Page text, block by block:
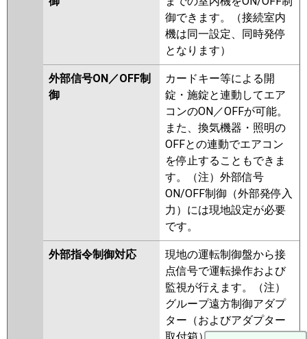
御できます。（接続室内
機は同一設定、同時発停
となります）
外部信号ON／OFF制
御
カードキー等による開
錠・施錠と連動してエア
コンのON／OFFが可能。
また、換気機器・照明の
OFFとの連動でエアコン
を停止することもできま
す。（注）外部信号
ON/OFF制御（外部発停入
力）には現地設定が必要
です。
外部指令制御対応
現地の運転制御盤から接
点信号で運転操作および
監視が行えます。（注）
グループ遠方制御アダプ
ター（およびアダプター